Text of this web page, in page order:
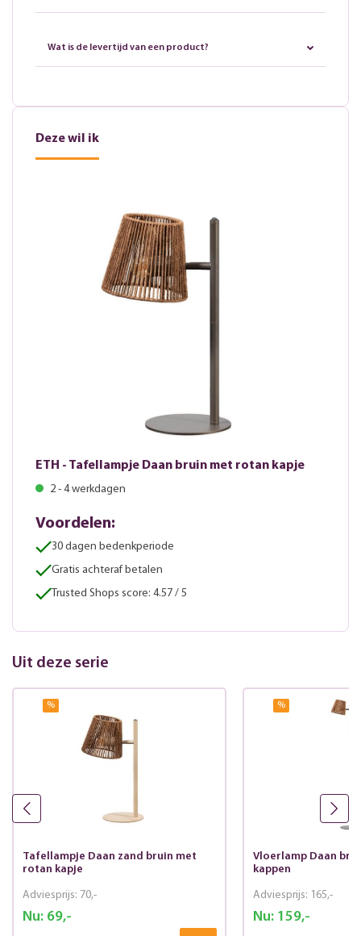
Wat is de levertijd van een product?
Deze wil ik
ETH - Tafellampje Daan bruin met rotan kapje
2 - 4 werkdagen
Voordelen:
30 dagen bedenkperiode
Gratis achteraf betalen
Trusted Shops score: 4.57 / 5
Uit deze serie
%
Tafellampje Daan zand bruin met
rotan kapje
Nu:69,-
Adviesprijs: 70,-
%
Vloerlamp Daan
kappen
Nu:159,-
Adviesprijs: 165,-